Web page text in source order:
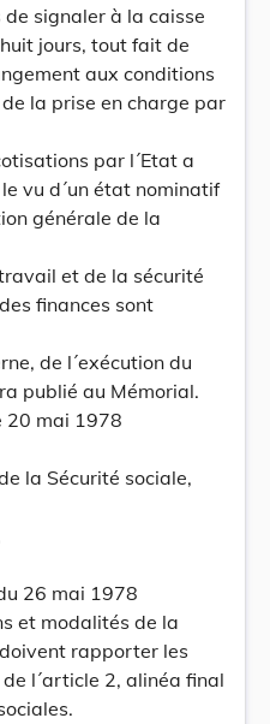
signaler à la caisse
jours, tout fait de
aux conditions
la prise en charge par
par l´Etat a
vu d´un état nominatif
générale de la
et de la sécurité
finances sont
de l´exécution du
publié au Mémorial.
20 mai 1978
la Sécurité sociale,
26 mai 1978
et modalités de la
rapporter les
l´article 2, alinéa final